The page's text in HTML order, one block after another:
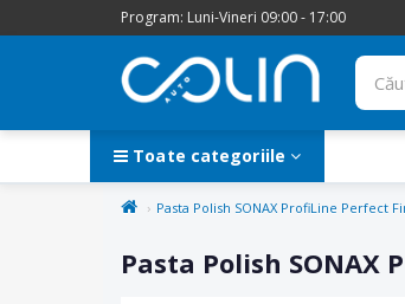
Program: Luni-Vineri 09:00 - 17:00
Toate categoriile
Pasta Polish SONAX ProfiLine Perfect
Pasta Polish SONAX